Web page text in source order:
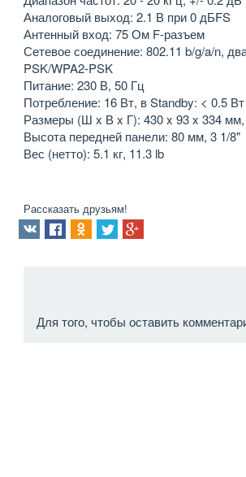
Аналоговый выход: 2.1 В при 0 дБFS
Антенный вход: 75 Ом F-разъем
Сетевое соединение: 802.11 b/g/a/n,
PSK/WPA2-PSK
Питание: 230 В, 50 Гц
Потребление: 16 Вт, в Standby: < 0.5 Вт
Размеры (Ш x В x Г): 430 x 93 x 334 мм,
Высота передней панели: 80 мм, 3 1/8"
Вес (нетто): 5.1 кг, 11.3 lb
Рассказать друзьям!
Для того, чтобы оставить